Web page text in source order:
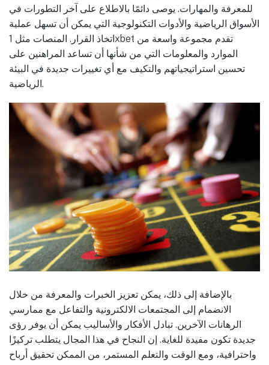
للمعرفة والمهارات. يوصى دائمًا بالاطلاع على آخر التطورات في
الأسواق الرياضية والأدوات التكنولوجية التي يمكن أن تسهل عملية
اتخاذ القرار. المنصات مثل 1xbet تقدم مجموعة واسعة من
الموارد والمعلومات التي من شأنها أن تساعد المراهنين على
تحسين استراتيجياتهم والتكيف مع أي تغييرات جديدة في البيئة
الرياضية.
بالإضافة إلى ذلك، يمكن تعزيز الخبرات والمعرفة من خلال
الانضمام إلى المجتمعات الالكترونية والتفاعل مع ممارسي
الرهانات الآخرين. تبادل الأفكار والأساليب يمكن أن يوفر رؤى
جديدة تكون مفيدة للغاية. إن النجاح في هذا المجال يتطلب تركيزًا
واحترافية، ومع الوقت والتعلم المستمر، من الممكن تحقيق أرباح